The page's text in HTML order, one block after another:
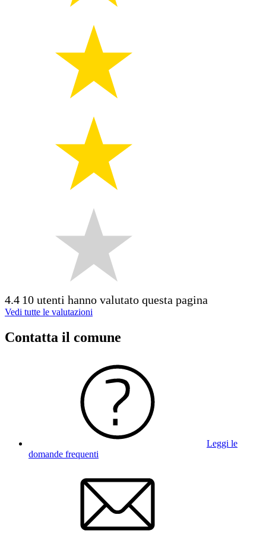
4.4 10 utenti hanno valutato questa pagina
Vedi tutte le valutazioni
Contatta il comune
Leggi le
domande frequenti